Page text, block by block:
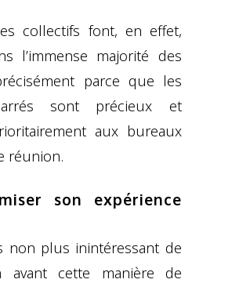
collectifs font, en effet,
l’immense majorité des
parce que les
sont précieux et
aux bureaux
réunion.
son expérience
non plus inintéressant de
avant cette manière de